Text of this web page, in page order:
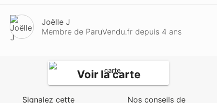
Joëlle J
Membre de ParuVendu.fr depuis 4 ans
Voir la carte
Signalez cette
Nos conseils de